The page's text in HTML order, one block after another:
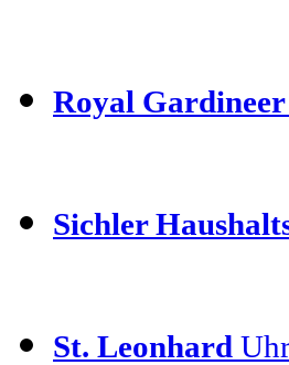
Royal Gardineer
Sichler
St. Leonhard